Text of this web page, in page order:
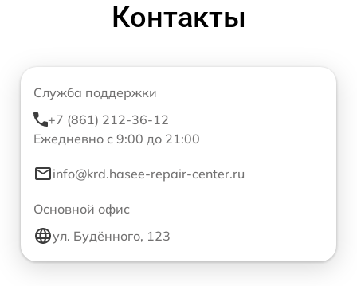
Контакты
Служба поддержки
+7 (861) 212-36-12
Ежедневно с 9:00 до 21:00
info@krd.hasee-repair-center.ru
Основной офис
ул. Будённого, 123